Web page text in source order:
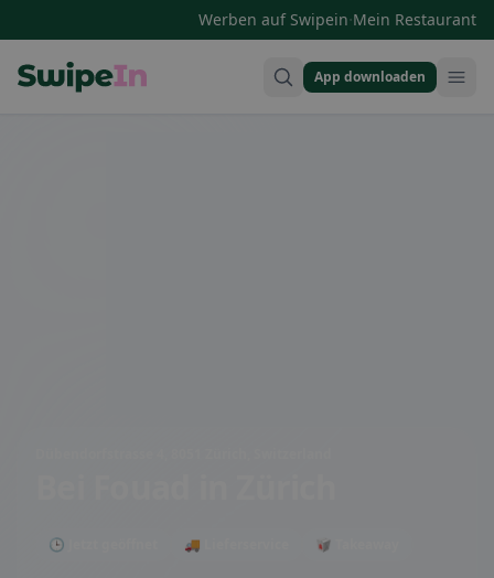
Werben auf Swipein·Mein Restaurant
App downloaden
🕒 Jetzt geöffnet 🚚 Lieferservice 🥡 Takeaway